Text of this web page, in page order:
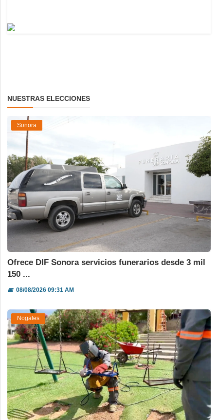
NUESTRAS ELECCIONES
Sonora
Ofrece DIF Sonora servicios funerarios desde 3 mil
150 ...
📅08/08/2026 09:31 AM
Nogales